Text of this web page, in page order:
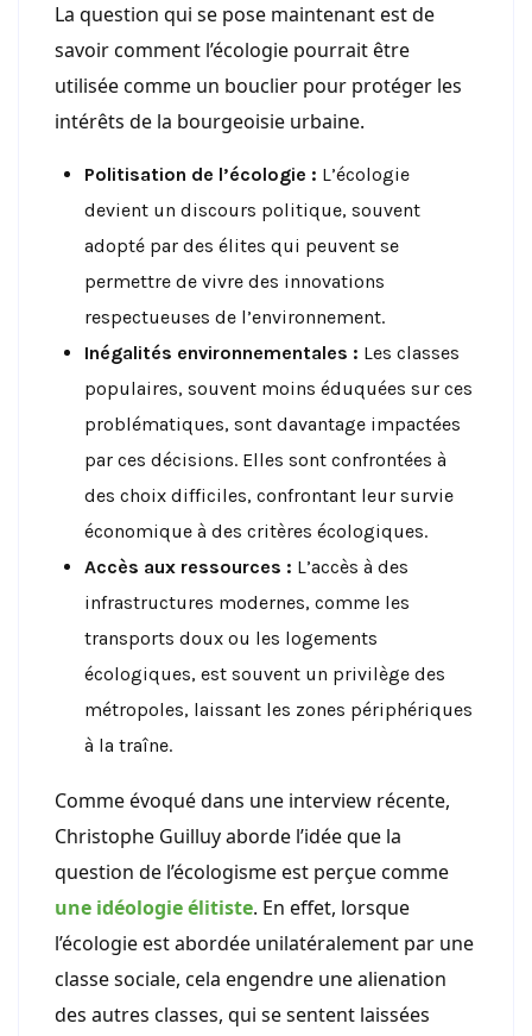
La question qui se pose maintenant est de
savoir comment l’écologie pourrait être
utilisée comme un bouclier pour protéger les
intérêts de la bourgeoisie urbaine.
Politisation de l’écologie : L’écologie
devient un discours politique, souvent
adopté par des élites qui peuvent se
permettre de vivre des innovations
respectueuses de l’environnement.
Inégalités environnementales : Les classes
populaires, souvent moins éduquées sur ces
problématiques, sont davantage impactées
par ces décisions. Elles sont confrontées à
des choix difficiles, confrontant leur survie
économique à des critères écologiques.
Accès aux ressources : L’accès à des
infrastructures modernes, comme les
transports doux ou les logements
écologiques, est souvent un privilège des
métropoles, laissant les zones périphériques
à la traîne.
Comme évoqué dans une interview récente,
Christophe Guilluy aborde l’idée que la
question de l’écologisme est perçue comme
une idéologie élitiste. En effet, lorsque
l’écologie est abordée unilatéralement par une
classe sociale, cela engendre une alienation
des autres classes, qui se sentent laissées